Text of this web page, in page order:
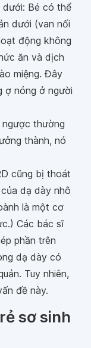
Bé có thể
dưới (van nối
động không
ăn và dịch
miệng. Đây
ợ nóng ở người
thường
thành, nó
cũng bị thoát
dạ dày nhô
là một cơ
Các bác sĩ
phần trên
dạ dày có
Tuy nhiên,
đề này.
sơ sinh